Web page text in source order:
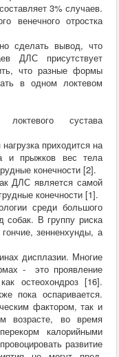
3% случаев.
отростка
сделать вывод, что
ДЛС присутствует
что разные формы
в одном локтевом
сустава
приходится на
и прыжков вес тела
конечности [2].
ДЛС является самой
конечности [1].
среди большого
собак. В группу риска
зенненхунды, а
дисплазии. Многие
- это проявление
остеохондроз [16].
пока оспаривается.
фактором, так и
возрасте, во время
калорийными
развитие